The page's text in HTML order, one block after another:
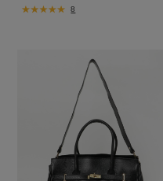
8